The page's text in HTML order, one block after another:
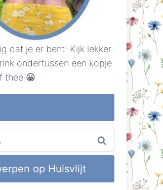
dat je er bent! Kijk lekker
ondertussen een kopje
thee 😀
op Huisvlijt